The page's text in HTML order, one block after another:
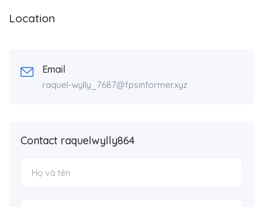
Location
Email
raquel-wylly_7687@fpsinformer.xyz
Contact raquelwylly864